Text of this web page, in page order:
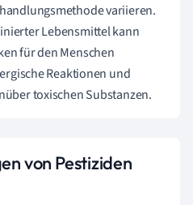
variieren.
Lebensmittel kann
für den Menschen
Reaktionen und
toxischen Substanzen.
von Pestiziden